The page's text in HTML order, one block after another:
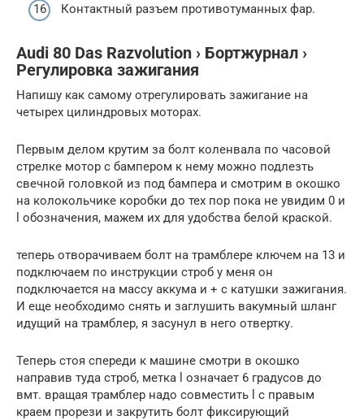
Контактный разъем противотуманных фар.
Audi 80 Das Razvolution › Бортжурнал ›
Регулировка зажигания
Напишу как самому отрегулировать зажигание на
четырех цилиндровых моторах.
Первым делом крутим за болт коленвала по часовой
стрелке мотор с бампером к нему можно подлезть
свечной головкой из под бампера и смотрим в окошко
на колокольчике коробки до тех пор пока не увидим 0 и
l обозначения, мажем их для удобства белой краской.
теперь отворачиваем болт на трамблере ключем на 13 и
подключаем по инструкции строб у меня он
подключается на массу аккума и + с катушки зажигания.
И еще необходимо снять и заглушить вакумный шланг
идущий на трамблер, я засунул в него отвертку.
Теперь стоя спереди к машине смотри в окошко
направив туда строб, метка l означает 6 градусов до
вмт. вращая трамблер надо совместить l с правым
краем прорези и закрутить болт фиксирующий